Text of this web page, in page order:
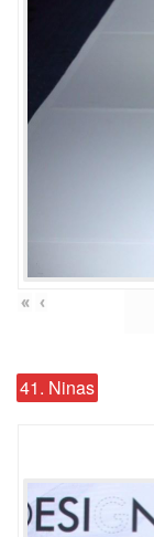
« ‹
41. Ninas